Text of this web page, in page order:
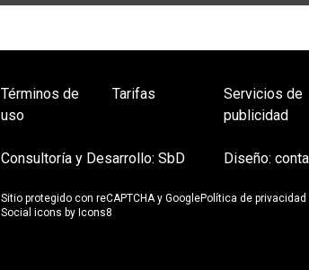
Términos de
uso
Tarifas
Servicios de
publicidad
Consultoría y Desarrollo: SbD Diseño:
Sitio protegido con reCAPTCHA y GooglePolítica de privacidad
Social icons by Icons8